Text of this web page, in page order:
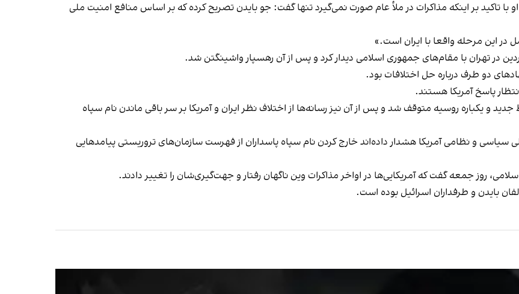
با تاکید بر اینکه مذاکرات در ملأ عام صورت نمی‌گیرد تنها گفت: جو بایدن تصریح کرده که بر اساس منافع امنیت ملی
این مرحله واقعا با ایران است.»
در تهران با مقام‌های جمهوری اسلامی دیدار کرد و پس از آن رهسپار واشینگتن شد.
دو طرف درباره حل اختلافات بود.
پاسخ آمریکا هستند.
و یکباره روسیه متوقف شد و پس از آن نیز رسانه‌ها از اختلاف نظر ایران و آمریکا بر سر باقی ماندن نام سپاه
و نظامی آمریکا هشدار داده‌اند خارج کردن نام سپاه پاسداران از فهرست سازمان‌های تروریستی پیامدهایی
روز جمعه گفت که آمریکایی‌ها در اواخر مذاکرات وین ناگهان رفتار و جهت‌گیری‌شان را تغییر دادند.
بایدن و طرفداران اسرائیل بوده است.